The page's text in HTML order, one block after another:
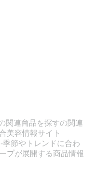
関連商品を探すの関連
美容情報サイト
季節やトレンドに合わ
プが展開する商品情報